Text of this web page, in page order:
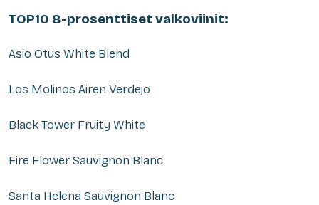
TOP10 8-prosenttiset valkoviinit:
Asio Otus White Blend
Los Molinos Airen Verdejo
Black Tower Fruity White
Fire Flower Sauvignon Blanc
Santa Helena Sauvignon Blanc